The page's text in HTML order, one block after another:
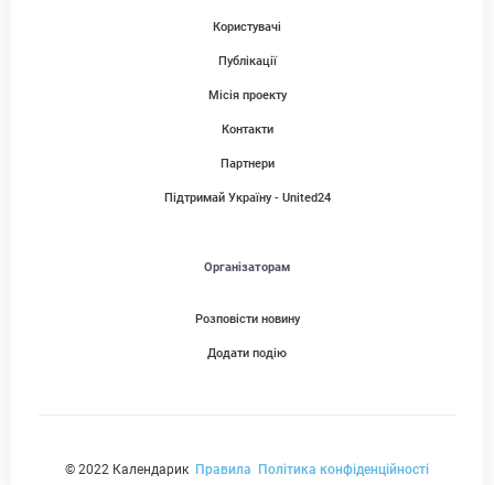
Користувачі
Публікації
Місія проекту
Контакти
Партнери
Підтримай Україну - United24
Організаторам
Розповісти новину
Додати подію
© 2022 Календарик Правила Політика конфіденційності